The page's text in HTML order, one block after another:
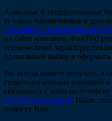
Алмазные и твердосплавные
угловых наконечников и
Алмазные и твердосплавные
на сайте компании
техническими
правильный выбор и оформить
Вы всегда можете получить
стоматологических алмазных
связавшись с нами по
info@fintechgroup.ru. Наши
помогут Вам.